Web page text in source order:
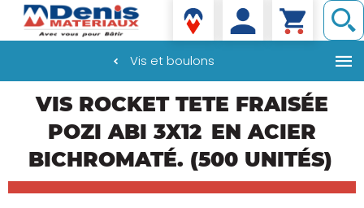
principal
Denis matériaux
Vis et boulons
VIS ROCKET TETE FRAISÉE
POZI ABI 3X12 EN ACIER
BICHROMATÉ. (500 UNITÉS)